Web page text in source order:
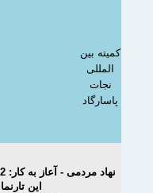
بین
این تارنما برای